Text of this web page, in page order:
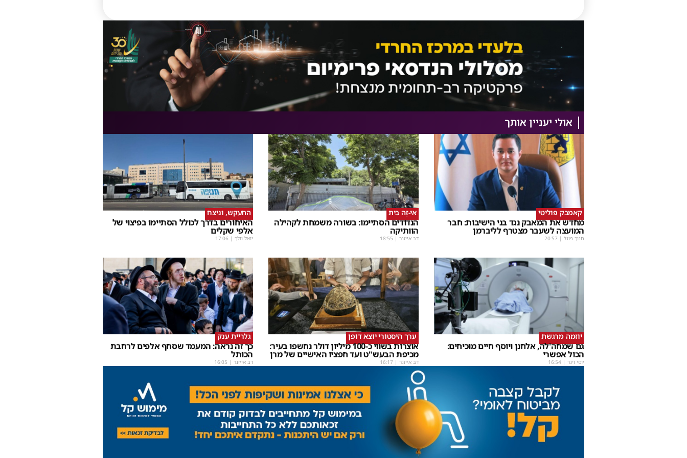
אולי יעניין אותך
קאמבק פוליטי
מחדש את המאבק נגד בני הישיבות: חבר
המועצה לשעבר מצטרף לליברמן
חנוך פוגל |
20:57
אֵי-זֶה בַּיִת
הנדודים הסתיימו: בשורה משמחת לקהילה
הוותיקה
דב אייזנר |
18:55
התעקש, וניצח
האיחורים בדרך לכולל הסתיימו בפיצוי של
אלפי שקלים
יואל וולך |
17:06
יוזמה מרגשת
גם שמחה'לה, אלחנן ויוסף חיים מוכיחים:
הכול אפשרי
יוסי וינר |
16:54
ערך היסטורי יוצא דופן
אוצרות בשווי כ-100 מיליון דולר נחשפו בעיר:
מכיפת הבעש"ט ועד חפציו האישיים של מרן
דב אייזנר |
16:17
גלריית ענק
כך זה נראה: המעמד שסחף אלפים לרחבת
הכותל
דב אייזנר |
16:05